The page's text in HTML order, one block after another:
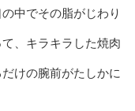
中でその脂がじわり
、キラキラした焼肉
けの腕前がたしかに